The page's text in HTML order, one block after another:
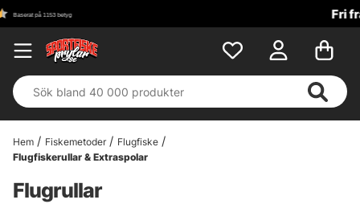
Hem Fiskemetoder
Flugfiske
Flugfiskerullar & Extraspolar
Flugrullar